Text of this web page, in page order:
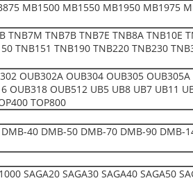
MB1500 MB1550 MB1950 MB1975
TNB7B TNB7E TNB8A TNB10E
TNB151 TNB190 TNB220 TNB230
OUB302A OUB304 OUB305
OUB318 OUB512 UB5 UB8 UB7 UB11
TOP800
40 DMB-50 DMB-70 DMB-90 DMB-
SAGA20 SAGA30 SAGA40 SAGA50